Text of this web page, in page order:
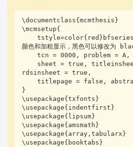
usepackage{array,tabularx} %表格排版
usepackage{booktabs} %三线表
usepackage{subfigure} %用于排版多
usepackage{float} %用于排版图片位置
usepackage{amssymb} %部分数学符
usepackage{url} %用于排版网址
usepackage{listings} %用于代码排版
usepackage{xcolor} %设置文字和背景
usepackage{url} %用于排版网址
usepackage[backref]{hyperref}
hypersetup{
\documentclass{mcmthesis}
\mcmsetup{
    tstyle=color{red}bfseries,%修改题号，队号的
颜色和加粗显示，黑色可以修改为
    tcn = 0000, problem = A, %修改队号，参赛题号
rdsinsheet = true,
    titlepage = false, abstract = true
}
\usepackage{txfonts}
\usepackage{indentfirst}
\usepackage{lipsum}
\usepackage{amsmath}
\usepackage{array,tabularx}
\usepackage{booktabs}